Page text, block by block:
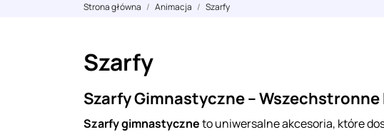
Strona główna Animacja Szarfy
Szarfy
Szarfy Gimnastyczne –
Szarfy gimnastyczneto uniwersalne akcesoria, które